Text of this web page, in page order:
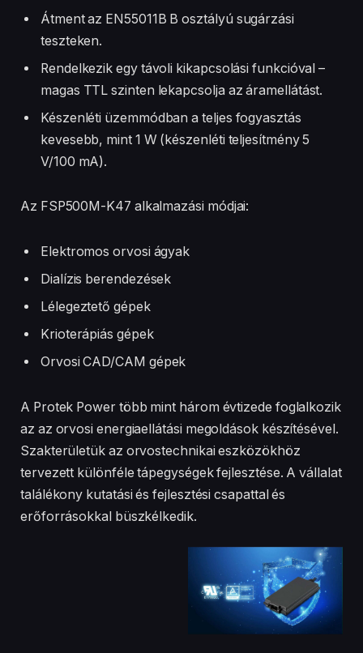
Átment az EN55011B B osztályú sugárzási
teszteken.
Rendelkezik egy távoli kikapcsolási funkcióval –
magas TTL szinten lekapcsolja az áramellátást.
Készenléti üzemmódban a teljes fogyasztás
kevesebb, mint 1 W (készenléti teljesítmény 5
V/100 mA).
Az FSP500M-K47 alkalmazási módjai:
Elektromos orvosi ágyak
Dialízis berendezések
Lélegeztető gépek
Krioterápiás gépek
Orvosi CAD/CAM gépek
A Protek Power több mint három évtizede foglalkozik
az az orvosi energiaellátási megoldások készítésével.
Szakterületük az orvostechnikai eszközökhöz
tervezett különféle tápegységek fejlesztése. A vállalat
találékony kutatási és fejlesztési csapattal és
erőforrásokkal büszkélkedik.